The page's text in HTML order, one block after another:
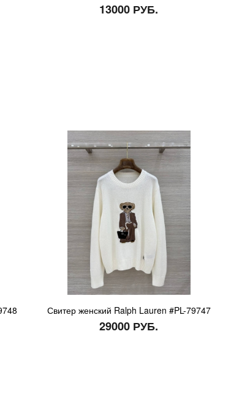
13000 РУБ.
Свитер женский Ralph Lauren #PL-79747
29000 РУБ.